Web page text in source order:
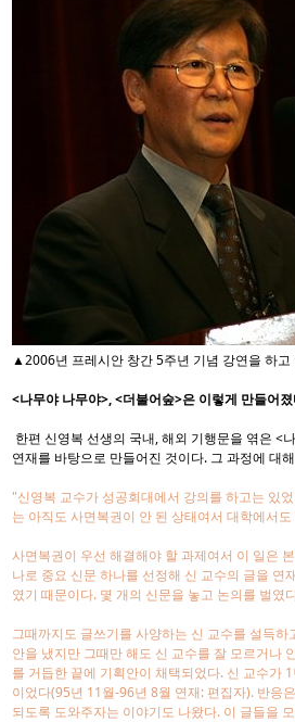
▲2006년 프레시안 창간 5주년 기념 강연을 하
<나무야 나무야>, <더불어숲>은 이렇게 만들어
한편 신영복 선생의 국내, 해외 기행문을 엮은 <
연재를 바탕으로 만들어진 것이다. 그 과정에 대
"신영복 교수가 성공회대에서 강의를 하고는 있
는 아직도 사면복권이 안 된 상태여서 대학에서
사면복권이 우선 해결해야 할 과제여서 이 일은
나로 중요 신문 하나를 선정해 신 교수의 글을
였기 때문이다. 몇 개의 신문을 놓고 논의를 벌
그때까지도 글쓰기를 사양하는 신 교수를 설득
안을 냈지만 그때만 해도 신 교수를 잘 모르거나
를 거듭한 끝에 기획안이 채택되었다. 신 교수가
이었다(95년 11월-96년 8월 연재: 편집자). 반응
되도록 도와주자는 이야기도 나왔다. 이 글들을